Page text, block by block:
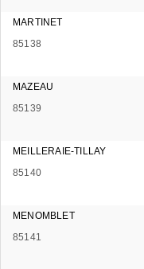
MARTINET
85138
MAZEAU
85139
MEILLERAIE-TILLAY
85140
MENOMBLET
85141